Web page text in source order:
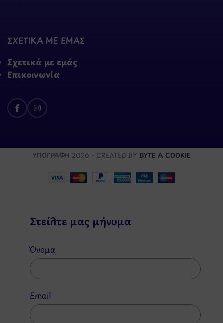
ΣΧΕΤΙΚΑ ΜΕ ΕΜΑΣ
Σχετικά με εμάς
Επικοινωνία
ΥΠΟΓΡΑΦΗ 2026 - CREATED BY BYTE A COOKIE
Στείλτε μας μήνυμα
Όνομα
Email